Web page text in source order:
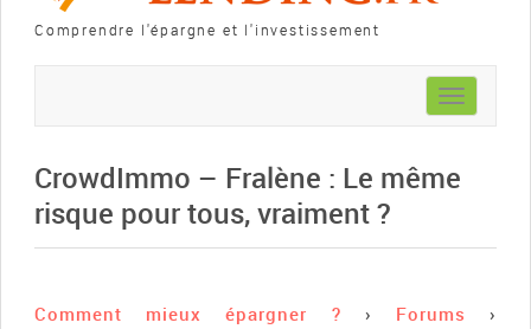
Comprendre l'épargne et l'investissement
Toggle
navigation
CrowdImmo – Fralène : Le même
risque pour tous, vraiment ?
Comment mieux épargner ? › Forums
›